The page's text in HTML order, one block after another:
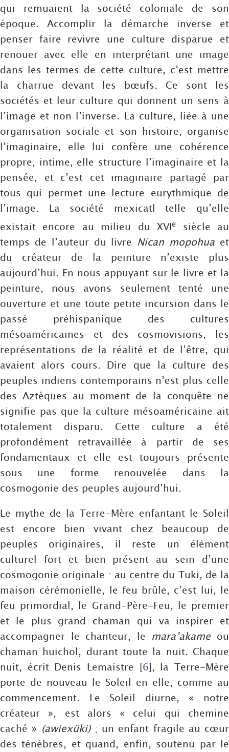
qui remuaient la société coloniale de son
époque. Accomplir la démarche inverse et
penser faire revivre une culture disparue et
renouer avec elle en interprétant une image
dans les termes de cette culture, c’est mettre
la charrue devant les bœufs. Ce sont les
sociétés et leur culture qui donnent un sens à
l’image et non l’inverse. La culture, liée à une
organisation sociale et son histoire, organise
l’imaginaire, elle lui confère une cohérence
propre, intime, elle structure l’imaginaire et la
pensée, et c’est cet imaginaire partagé par
tous qui permet une lecture eurythmique de
l’image. La société mexicatl telle qu’elle
existait encore au milieu du XVIe
siècle au
temps de l’auteur du livre Nican mopohua et
du créateur de la peinture n’existe plus
aujourd’hui. En nous appuyant sur le livre et la
peinture, nous avons seulement tenté une
ouverture et une toute petite incursion dans le
passé préhispanique des cultures
mésoaméricaines et des cosmovisions, les
représentations de la réalité et de l’être, qui
avaient alors cours. Dire que la culture des
peuples indiens contemporains n’est plus celle
des Aztèques au moment de la conquête ne
signifie pas que la culture mésoaméricaine ait
totalement disparu. Cette culture a été
profondément retravaillée à partir de ses
fondamentaux et elle est toujours présente
sous une forme renouvelée dans la
cosmogonie des peuples aujourd’hui.
Le mythe de la Terre-Mère enfantant le Soleil
est encore bien vivant chez beaucoup de
peuples originaires, il reste un élément
culturel fort et bien présent au sein d’une
cosmogonie originale : au centre du Tuki, de la
maison cérémonielle, le feu brûle, c’est lui, le
feu primordial, le Grand-Père-Feu, le premier
et le plus grand chaman qui va inspirer et
accompagner le chanteur, le mara’akame ou
chaman huichol, durant toute la nuit. Chaque
nuit, écrit Denis Lemaistre [6], la Terre-Mère
porte de nouveau le Soleil en elle, comme au
commencement. Le Soleil diurne, « notre
créateur », est alors « celui qui chemine
caché » (awiexüki); un enfant fragile au cœur
des ténèbres, et quand, enfin, soutenu par le